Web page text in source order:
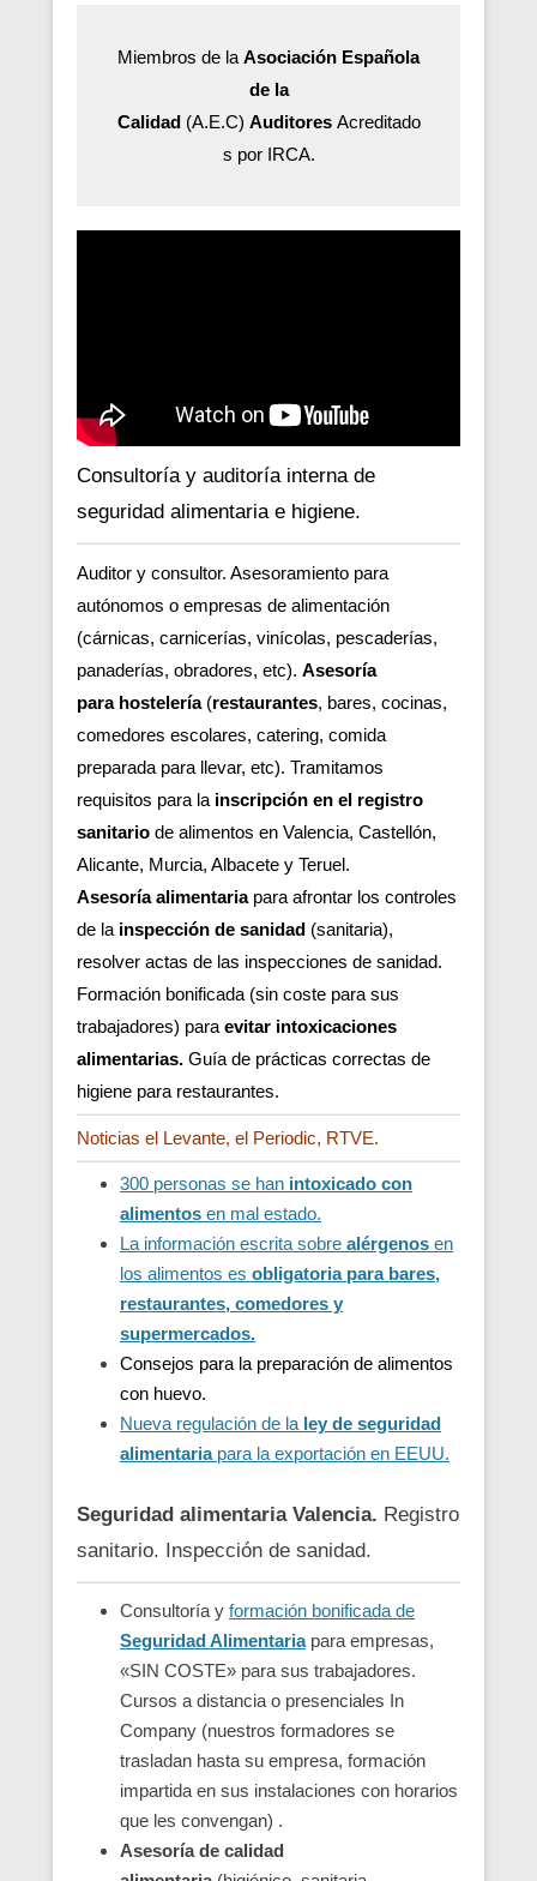
Miembros de laAsociación Española
de la
Calidad (A.E.C) AuditoresAcreditado
s por IRCA.
Consultoría y auditoría interna de
seguridad alimentaria e higiene.
Auditor y consultor. Asesoramiento para
autónomos o empresas de alimentación
(cárnicas, carnicerías, vinícolas, pescaderías,
panaderías, obradores, etc). Asesoría
para hostelería(restaurantes, bares, cocinas,
comedores escolares, catering, comida
preparada para llevar, etc). Tramitamos
requisitos para la inscripción en el registro
sanitario de alimentos en Valencia, Castellón,
Alicante, Murcia, Albacete y Teruel.
Asesoríaalimentariapara afrontar los controles
de la inspección de sanidad (sanitaria),
resolver actas de las inspecciones de sanidad.
Formación bonificada (sin coste para sus
trabajadores) paraevitar intoxicaciones
alimentarias. Guía de prácticas correctas de
higiene para restaurantes.
Noticias el Levante, el Periodic, RTVE.
300 personas se han intoxicado con
alimentos en mal estado.
La información escrita sobre alérgenos en
los alimentos es obligatoria para bares,
restaurantes, comedores y
supermercados.
Consejos para la preparación de alimentos
con huevo.
Nueva regulación de la ley de seguridad
alimentariapara la exportación en EEUU.
Seguridad alimentaria Valencia. Registro
sanitario. Inspección de sanidad.
Consultoría y formación bonificada de
Seguridad Alimentariapara empresas,
«SIN COSTE» para sus trabajadores.
Cursos a distancia o presenciales In
Company (nuestros formadores se
trasladan hasta su empresa, formación
impartida en sus instalaciones con horarios
que les convengan) .
Asesoría de calidad